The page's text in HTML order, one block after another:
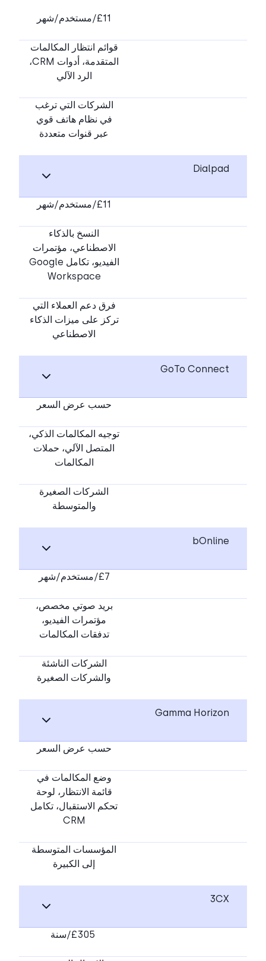
قوائم انتظار المكالمات
المتقدمة، أدوات CRM،
الرد الآلي
الشركات التي ترغب
في نظام هاتف قوي
عبر قنوات متعددة
Dialpad
النسخ بالذكاء
الاصطناعي، مؤتمرات
الفيديو، تكامل Google
Workspace
فرق دعم العملاء التي
تركز على ميزات الذكاء
الاصطناعي
GoTo Connect
حسب عرض السعر
توجيه المكالمات الذكي،
المتصل الآلي، حملات
المكالمات
الشركات الصغيرة
والمتوسطة
bOnline
بريد صوتي مخصص،
مؤتمرات الفيديو،
تدفقات المكالمات
الشركات الناشئة
والشركات الصغيرة
Gamma Horizon
حسب عرض السعر
وضع المكالمات في
قائمة الانتظار، لوحة
تحكم الاستقبال، تكامل
CRM
المؤسسات المتوسطة
إلى الكبيرة
3CX